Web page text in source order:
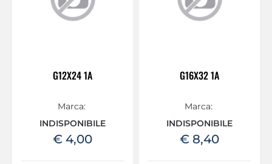
G12X24 1A
Marca:
INDISPONIBILE
€ 4,00
G16X32 1A
Marca:
INDISPONIBILE
€ 8,40